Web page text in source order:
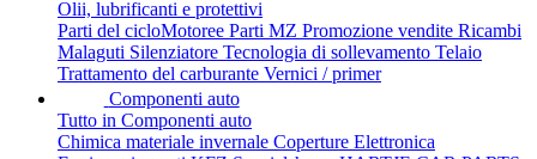
Olii, lubrificanti e protettivi
Parti del cicloMotoree Parti MZ Promozione vendite Ricambi
Malaguti Silenziatore Tecnologia di sollevamento Telaio
Trattamento del carburante Vernici / primer
Componenti auto
Tutto in Componenti auto
Chimica materiale invernale Coperture Elettronica